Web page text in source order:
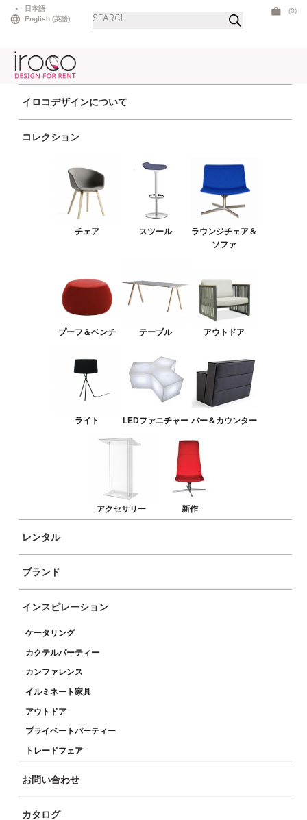
日本語
English (英語)
商
品
(0)
イロコデザインについて
コレクション
チェア スツール
ラウンジチェア＆
ソファ
プーフ＆ベンチ テーブル アウトドア
ライト LEDファニチャー バー＆カウンター
アクセサリー 新作
レンタル
ブランド
インスピレーション
ケータリング
カクテルパーティー
カンファレンス
イルミネート家具
アウトドア
プライベートパーティー
トレードフェア
お問い合わせ
カタログ
ッド
ラウンジチェア＆ソファ
LEDファニチャー
バー＆カウンター
商品イメージ